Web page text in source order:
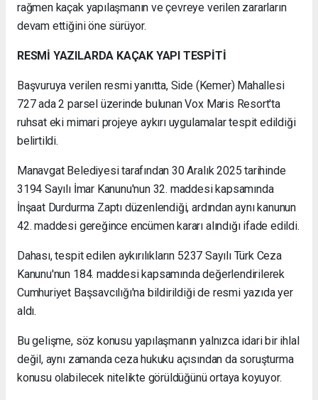
rağmen kaçak yapılaşmanın ve çevreye verilen zararların
devam ettiğini öne sürüyor.
RESMİ YAZILARDA KAÇAK YAPI TESPİTİ
Başvuruya verilen resmi yanıtta, Side (Kemer) Mahallesi
727 ada 2 parsel üzerinde bulunan Vox Maris Resort'ta
ruhsat eki mimari projeye aykırı uygulamalar tespit edildiği
belirtildi.
Manavgat Belediyesi tarafından 30 Aralık 2025 tarihinde
3194 Sayılı İmar Kanunu'nun 32. maddesi kapsamında
İnşaat Durdurma Zaptı düzenlendiği, ardından aynı kanunun
42. maddesi gereğince encümen kararı alındığı ifade edildi.
Dahası, tespit edilen aykırılıkların 5237 Sayılı Türk Ceza
Kanunu'nun 184. maddesi kapsamında değerlendirilerek
Cumhuriyet Başsavcılığı'na bildirildiği de resmi yazıda yer
aldı.
Bu gelişme, söz konusu yapılaşmanın yalnızca idari bir ihlal
değil, aynı zamanda ceza hukuku açısından da soruşturma
konusu olabilecek nitelikte görüldüğünü ortaya koyuyor.